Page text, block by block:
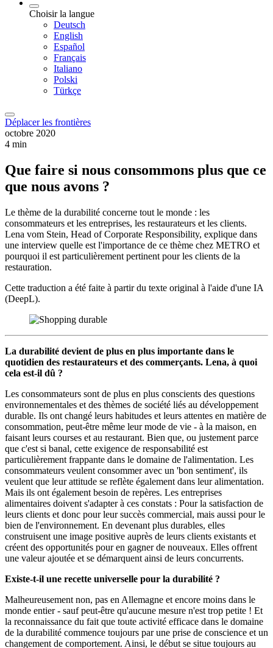
Choisir la langue
Deutsch
English
Español
Français
Italiano
Polski
Türkçe
Déplacer les frontières
octobre 2020
4 min
Que faire si nous consommons plus que ce
que nous avons ?
Le thème de la durabilité concerne tout le monde : les
consommateurs et les entreprises, les restaurateurs et les clients.
Lena vom Stein, Head of Corporate Responsibility, explique dans
une interview quelle est l'importance de ce thème chez METRO et
pourquoi il est particulièrement pertinent pour les clients de la
restauration.
Cette traduction a été faite à partir du texte original à l'aide d'une IA
(DeepL).
La durabilité devient de plus en plus importante dans le
quotidien des restaurateurs et des commerçants. Lena, à quoi
cela est-il dû ?
Les consommateurs sont de plus en plus conscients des questions
environnementales et des thèmes de société liés au développement
durable. Ils ont changé leurs habitudes et leurs attentes en matière de
consommation, peut-être même leur mode de vie - à la maison, en
faisant leurs courses et au restaurant. Bien que, ou justement parce
que c'est si banal, cette exigence de responsabilité est
particulièrement frappante dans le domaine de l'alimentation. Les
consommateurs veulent consommer avec un 'bon sentiment', ils
veulent que leur attitude se reflète également dans leur alimentation.
Mais ils ont également besoin de repères. Les entreprises
alimentaires doivent s'adapter à ces constats : Pour la satisfaction de
leurs clients et donc pour leur succès commercial, mais aussi pour le
bien de l'environnement. En devenant plus durables, elles
construisent une image positive auprès de leurs clients existants et
créent des opportunités pour en gagner de nouveaux. Elles offrent
une valeur ajoutée et se démarquent ainsi de leurs concurrents.
Existe-t-il une recette universelle pour la durabilité ?
Malheureusement non, pas en Allemagne et encore moins dans le
monde entier - sauf peut-être qu'aucune mesure n'est trop petite ! Et
la reconnaissance du fait que toute activité efficace dans le domaine
de la durabilité commence toujours par une prise de conscience et un
changement de comportement. Ainsi, le début se situe toujours au